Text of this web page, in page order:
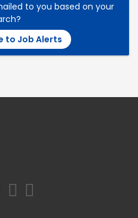
to you based on your
to Job Alerts